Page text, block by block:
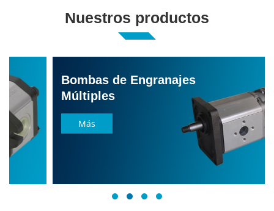
Nuestros productos
Bombas de Engranajes
Múltiples
Más